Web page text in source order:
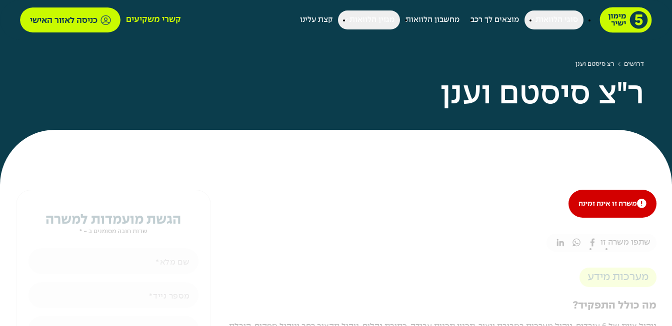
מוצאים לך רכב מחשבון הלוואות קצת עלינו קשרי משקיעים כניסה לאזור האישי
דרושים רצ סיסטם וענן
ר"צ סיסטם וענן
משרה זו אינה זמינה
שתפו משרה זו
מערכות מידע
מה כולל התפקיד?
הגשת מועמדות למשרה
שדות חובה מסומנים ב - *